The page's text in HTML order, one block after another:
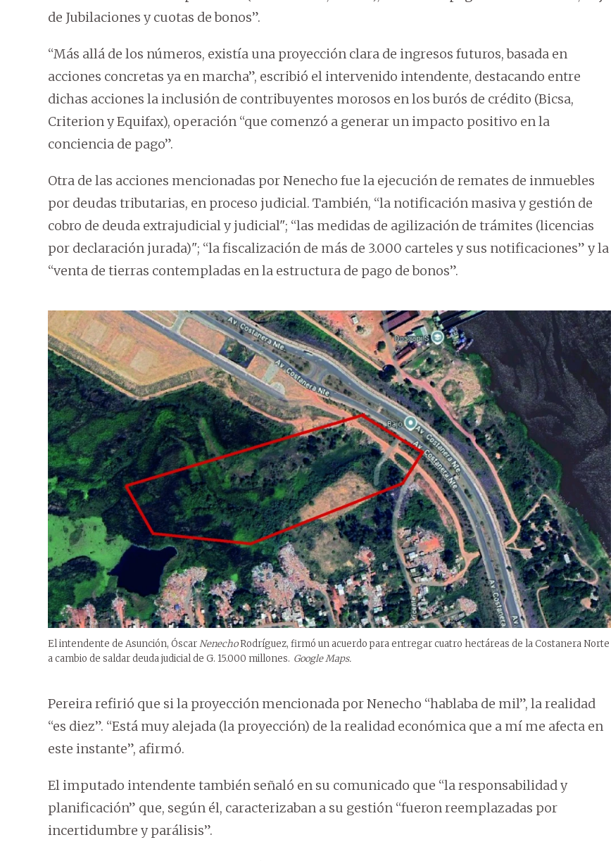
de Jubilaciones y cuotas de bonos”.
“Más allá de los números, existía una proyección clara de ingresos futuros, basada en
acciones concretas ya en marcha”, escribió el intervenido intendente, destacando entre
dichas acciones la inclusión de contribuyentes morosos en los burós de crédito (Bicsa,
Criterion y Equifax), operación “que comenzó a generar un impacto positivo en la
conciencia de pago”.
Otra de las acciones mencionadas por Nenecho fue la ejecución de remates de inmuebles
por deudas tributarias, en proceso judicial. También, “la notificación masiva y gestión de
cobro de deuda extrajudicial y judicial"; “las medidas de agilización de trámites (licencias
por declaración jurada)"; “la fiscalización de más de 3.000 carteles y sus notificaciones” y la
“venta de tierras contempladas en la estructura de pago de bonos”.
El intendente de Asunción, ÓscarNenechoRodríguez, firmó un acuerdo para entregar cuatro hectáreas de la Costanera Norte
a cambio de saldar deuda judicial de G. 15.000 millones. Google Maps.
Pereira refirió que si la proyección mencionada por Nenecho “hablaba de mil”, la realidad
“es diez”. “Está muy alejada (la proyección) de la realidad económica que a mí me afecta en
este instante”, afirmó.
El imputado intendente también señaló en su comunicado que “la responsabilidad y
planificación” que, según él, caracterizaban a su gestión “fueron reemplazadas por
incertidumbre y parálisis”.